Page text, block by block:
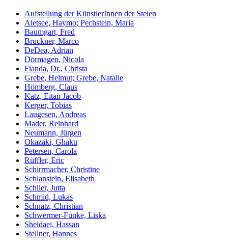
Aufstellung der KünstlerInnen der Stelen
Aletsee, Haymo; Pechstein, Maria
Baumgart, Fred
Bruckner, Marco
DeDea, Adrian
Dormagen, Nicola
Fianda, Dr., Christa
Grebe, Helmut; Grebe, Natalie
Hömberg, Claus
Katz, Eitan Jacob
Kerger, Tobias
Laugesen, Andreas
Mader, Reinhard
Neumann, Jürgen
Okazaki, Ghaku
Petersen, Carola
Rüffler, Eric
Schirrmacher, Christine
Schlanstein, Elisabeth
Schlier, Jutta
Schmid, Lukas
Schnatz, Christian
Schwermer-Funke, Liska
Sheidaei, Hassan
Stellner, Hannes